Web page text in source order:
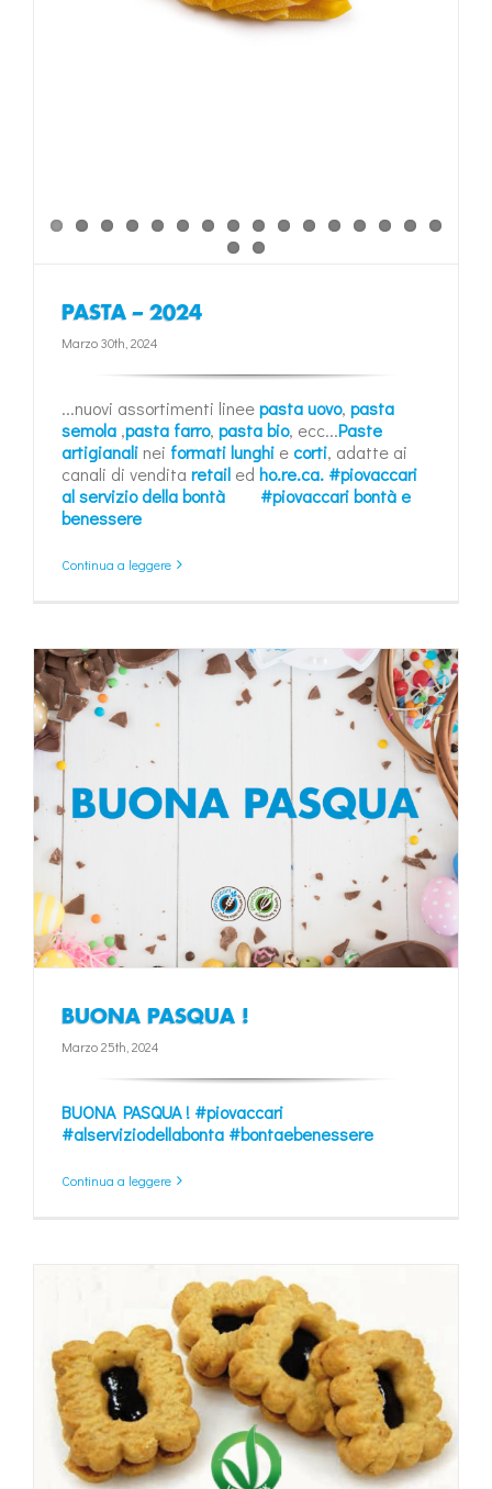
PASTA – 2024
Marzo 30th, 2024
...nuovi assortimenti lineepasta uovo, pasta
semola ,pasta farro, pasta bio, ecc...Paste
artigianali nei formati lunghi ecorti, adatte ai
canali di vendita retail ed ho.re.ca. #piovaccari
al servizio della bontà
#piovaccari bontà e
benessere
Continua a leggere
BUONA PASQUA !
Marzo 25th, 2024
BUONA PASQUA ! #piovaccari
#alserviziodellabonta #bontaebenessere
Continua a leggere